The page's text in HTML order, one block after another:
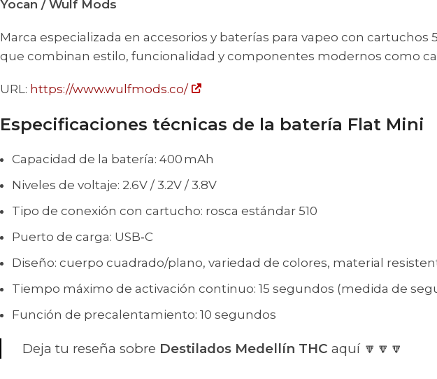
Yocan / Wulf Mods
Marca especializada en accesorios y baterías para vapeo con
que combinan estilo, funcionalidad y componentes modernos como
URL: https://www.wulfmods.co/
Especificaciones técnicas de la batería Flat Mini
Capacidad de la batería: 400 mAh
Niveles de voltaje: 2.6V / 3.2V / 3.8V
Tipo de conexión con cartucho: rosca estándar 510
Puerto de carga: USB‑C
Diseño: cuerpo cuadrado/plano, variedad de colores, material
Tiempo máximo de activación continuo: 15 segundos (medida de
Función de precalentamiento: 10 segundos
Deja tu reseña sobre Destilados Medellín THC aquí 🔽🔽🔽